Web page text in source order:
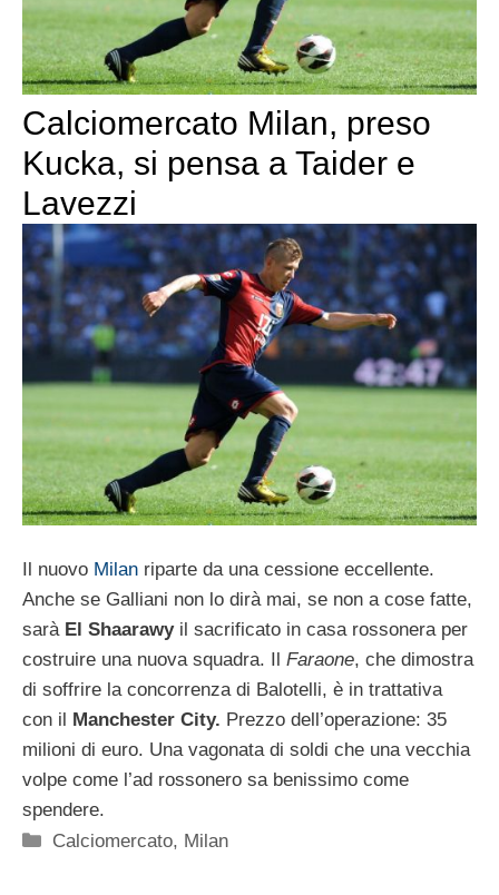
Calciomercato Milan, preso
Kucka, si pensa a Taider e
Lavezzi
Il nuovo Milan riparte da una cessione eccellente.
Anche se Galliani non lo dirà mai, se non a cose fatte,
sarà El Shaarawyil sacrificato in casa rossonera per
costruire una nuova squadra. Il Faraone, che dimostra
di soffrire la concorrenza di Balotelli, è in trattativa
con il Manchester City. Prezzo dell’operazione: 35
milioni di euro. Una vagonata di soldi che una vecchia
volpe come l’ad rossonero sa benissimo come
spendere.
Categorie
Calciomercato, Milan